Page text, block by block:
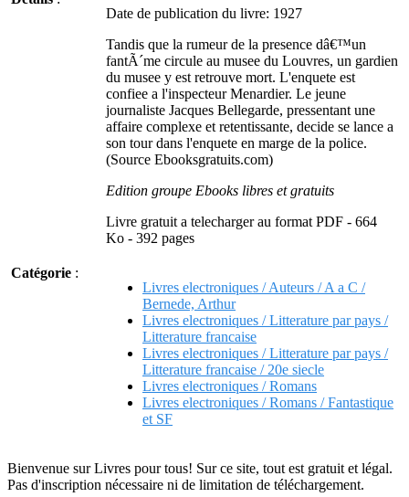
Date de publication du livre: 1927
Tandis que la rumeur de la presence dâ€™un
fantÃ´me circule au musee du Louvres, un gardien
du musee y est retrouve mort. L'enquete est
confiee a l'inspecteur Menardier. Le jeune
journaliste Jacques Bellegarde, pressentant une
affaire complexe et retentissante, decide se lance a
son tour dans l'enquete en marge de la police.
(Source Ebooksgratuits.com)
Edition groupe Ebooks libres et gratuits
Livre gratuit a telecharger au format PDF - 664
Ko - 392 pages
Catégorie :
Livres electroniques / Auteurs / A a C /
Bernede, Arthur
Livres electroniques / Litterature par pays /
Litterature francaise
Livres electroniques / Litterature par pays /
Litterature francaise / 20e siecle
Livres electroniques / Romans
Livres electroniques / Romans / Fantastique
et SF
Bienvenue sur Livres pour tous! Sur ce site, tout est gratuit et légal.
Pas d'inscription nécessaire ni de limitation de téléchargement.